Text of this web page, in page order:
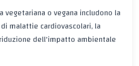
vegetariana o vegana includono la
malattie cardiovascolari, la
dell'impatto ambientale